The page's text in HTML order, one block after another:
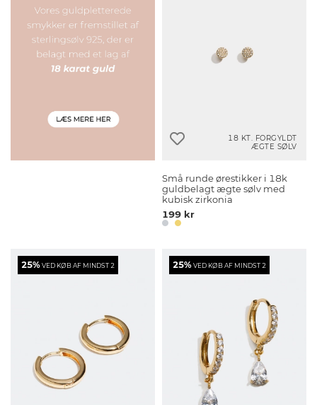
18 KT. FORGYLDT
ÆGTE SØLV
Små runde ørestikker i 18k
guldbelagt ægte sølv med
kubisk zirkonia
199 kr
25%VED KØB AF MINDST 2 25%VED KØB AF MINDST 2